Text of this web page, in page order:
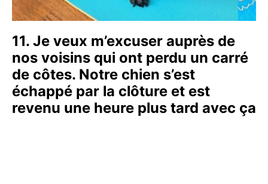
11. Je veux m’excuser auprès de
nos voisins qui ont perdu un carré
de côtes. Notre chien s’est
échappé par la clôture et est
revenu une heure plus tard avec ça